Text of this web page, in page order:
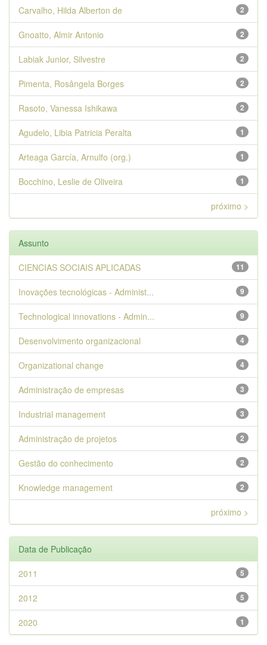
2
Carvalho, Hilda Alberton de
2
Gnoatto, Almir Antonio
2
Labiak Junior, Silvestre
2
Pimenta, Rosângela Borges
2
Rasoto, Vanessa Ishikawa
1
Agudelo, Libia Patricia Peralta
1
Arteaga García, Arnulfo (org.)
1
Bocchino, Leslie de Oliveira
próximo >
Assunto
11
CIENCIAS SOCIAIS APLICADAS
9
Inovações tecnológicas - Administ...
9
Technological innovations - Admin...
4
Desenvolvimento organizacional
4
Organizational change
3
Administração de empresas
3
Industrial management
2
Administração de projetos
2
Gestão do conhecimento
2
Knowledge management
próximo >
Data de Publicação
5
2011
5
2012
1
2020